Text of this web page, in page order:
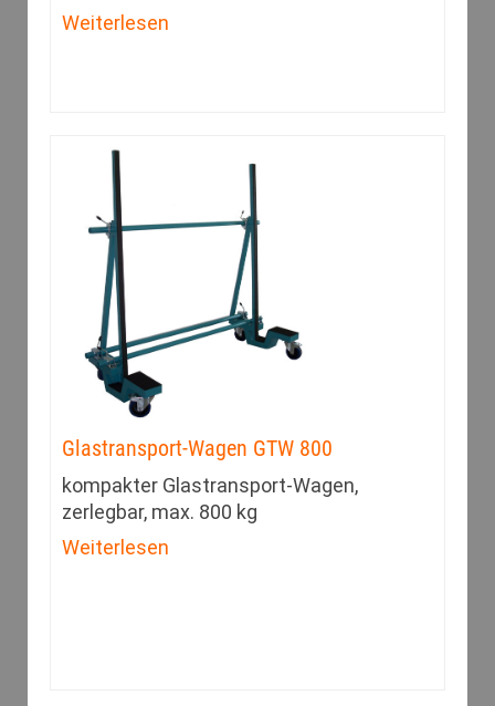
Weiterlesen
Glastransport-Wagen GTW 800
kompakter Glastransport-Wagen,
zerlegbar, max. 800 kg
Weiterlesen